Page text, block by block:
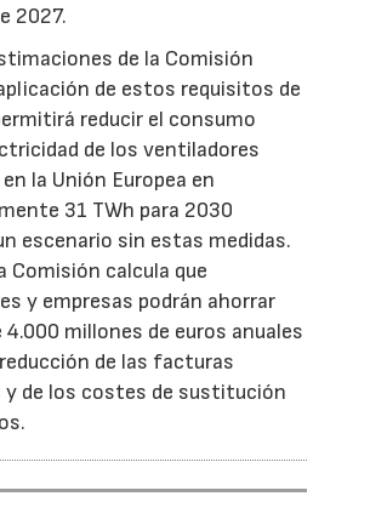
2027.
de la Comisión
de estos requisitos de
reducir el consumo
de los ventiladores
la Unión Europea en
31 TWh para 2030
escenario sin estas medidas.
Comisión calcula que
y empresas podrán ahorrar
4.000 millones de euros anuales
de las facturas
y de los costes de sustitución